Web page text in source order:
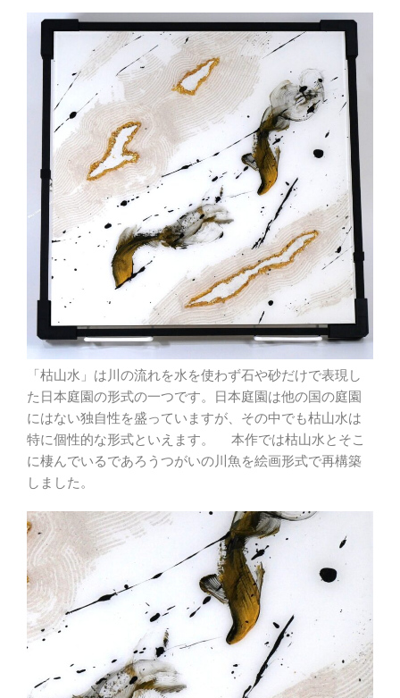
「枯山水」は川の流れを水を使わず石や砂だけで表現し
た日本庭園の形式の一つです。日本庭園は他の国の庭園
にはない独自性を盛っていますが、その中でも枯山水は
特に個性的な形式といえます。 本作では枯山水とそこ
に棲んでいるであろうつがいの川魚を絵画形式で再構築
しました。